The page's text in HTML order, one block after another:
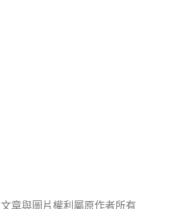
文章與圖片權利屬原作者所有